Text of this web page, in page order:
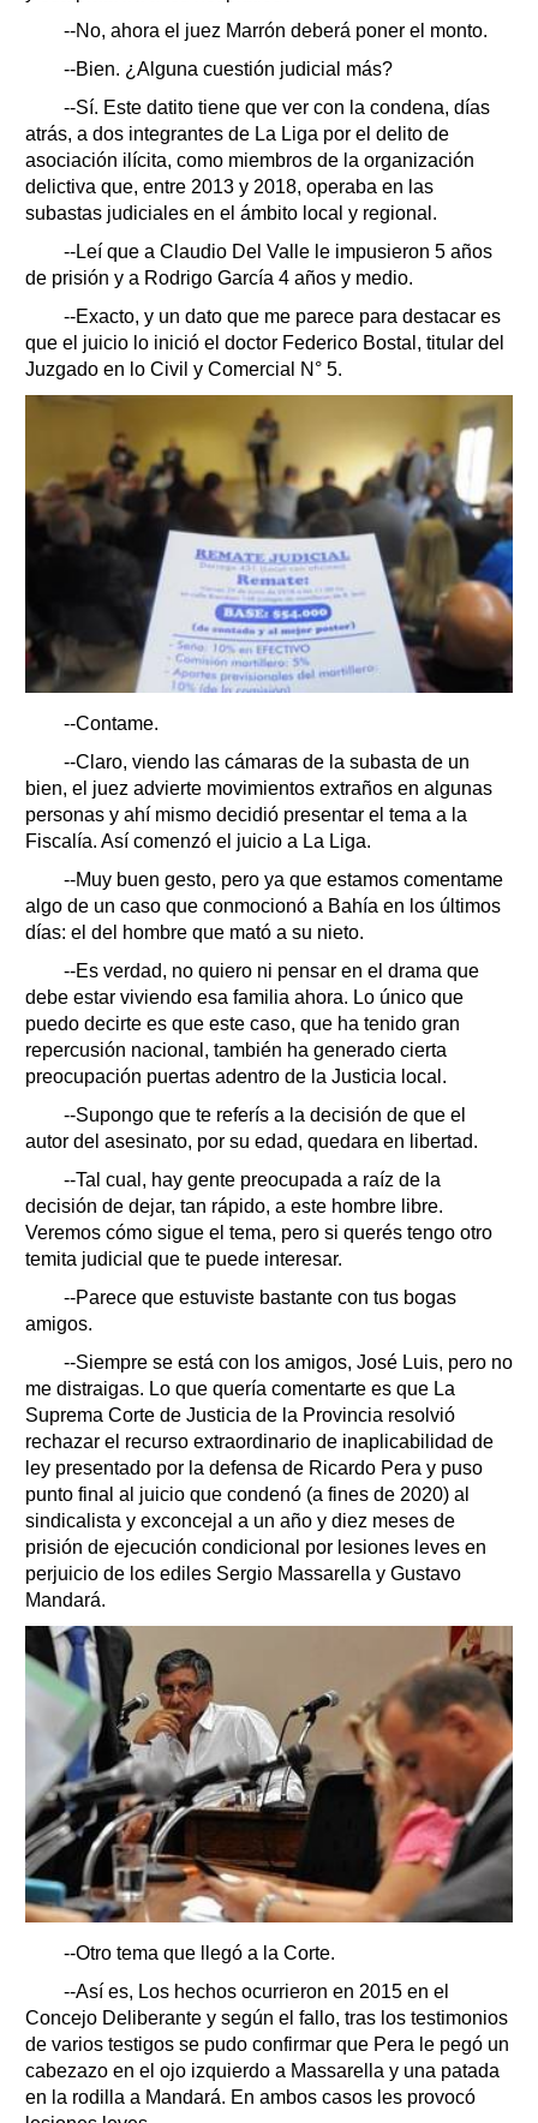
--No, ahora el juez Marrón deberá poner el monto.
--Bien. ¿Alguna cuestión judicial más?
--Sí. Este datito tiene que ver con la condena, días
atrás, a dos integrantes de La Liga por el delito de
asociación ilícita, como miembros de la organización
delictiva que, entre 2013 y 2018, operaba en las
subastas judiciales en el ámbito local y regional.
--Leí que a Claudio Del Valle le impusieron 5 años
de prisión y a Rodrigo García 4 años y medio.
--Exacto, y un dato que me parece para destacar es
que el juicio lo inició el doctor Federico Bostal, titular del
Juzgado en lo Civil y Comercial N° 5.
--Contame.
--Claro, viendo las cámaras de la subasta de un
bien, el juez advierte movimientos extraños en algunas
personas y ahí mismo decidió presentar el tema a la
Fiscalía. Así comenzó el juicio a La Liga.
--Muy buen gesto, pero ya que estamos comentame
algo de un caso que conmocionó a Bahía en los últimos
días: el del hombre que mató a su nieto.
--Es verdad, no quiero ni pensar en el drama que
debe estar viviendo esa familia ahora. Lo único que
puedo decirte es que este caso, que ha tenido gran
repercusión nacional, también ha generado cierta
preocupación puertas adentro de la Justicia local.
--Supongo que te referís a la decisión de que el
autor del asesinato, por su edad, quedara en libertad.
--Tal cual, hay gente preocupada a raíz de la
decisión de dejar, tan rápido, a este hombre libre.
Veremos cómo sigue el tema, pero si querés tengo otro
temita judicial que te puede interesar.
--Parece que estuviste bastante con tus bogas
amigos.
--Siempre se está con los amigos, José Luis, pero no
me distraigas. Lo que quería comentarte es que La
Suprema Corte de Justicia de la Provincia resolvió
rechazar el recurso extraordinario de inaplicabilidad de
ley presentado por la defensa de Ricardo Pera y puso
punto final al juicio que condenó (a fines de 2020) al
sindicalista y exconcejal a un año y diez meses de
prisión de ejecución condicional por lesiones leves en
perjuicio de los ediles Sergio Massarella y Gustavo
Mandará.
--Otro tema que llegó a la Corte.
--Así es, Los hechos ocurrieron en 2015 en el
Concejo Deliberante y según el fallo, tras los testimonios
de varios testigos se pudo confirmar que Pera le pegó un
cabezazo en el ojo izquierdo a Massarella y una patada
en la rodilla a Mandará. En ambos casos les provocó